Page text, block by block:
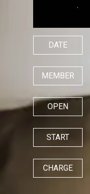
DATE
MEMBER
OPEN
START
CHARGE